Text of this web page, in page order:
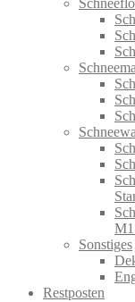
Sonstiges
Restposten